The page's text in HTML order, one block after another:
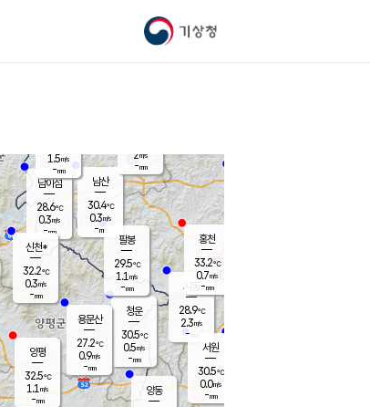
기상청
남이섬
28.6℃
0.3m/s
-mm
남산
30.4℃
0.3m/s
-mm
청운
30.5℃
0.5m/s
-mm
팔봉
29.5℃
1.1 m/s
-mm
양동
1.5m/s
-mm
신천*
32.2℃
0.3m/s
-mm
시동
28.9℃
2.3m/s
- mm
서원
30.5℃
0.0m/s
-mm
용문산
27.2℃
0.9m/s
-mm
홍천
33.2℃
0.7m/s
-mm
양평
32.5℃
1.1 m/s
-mm
2m/s
-mm